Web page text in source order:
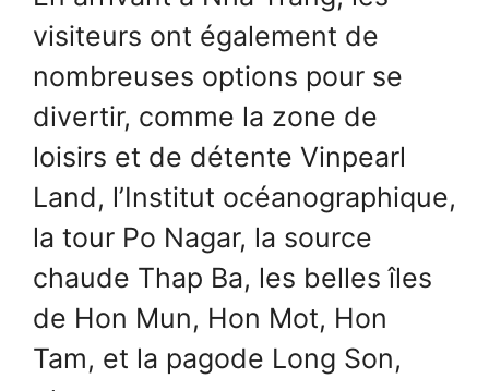
visiteurs ont également de
nombreuses options pour se
divertir, comme la zone de
loisirs et de détente Vinpearl
Land, l’Institut océanographique,
la tour Po Nagar, la source
chaude Thap Ba, les belles îles
de Hon Mun, Hon Mot, Hon
Tam, et la pagode Long Son,